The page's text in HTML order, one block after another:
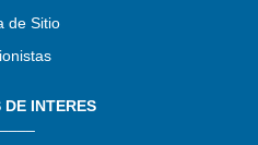
de Sitio
DE INTERES